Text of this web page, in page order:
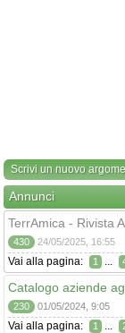
Scrivi un nuovo
Annunci
TerrAmica - Rivista
430 24/05/2025, 16:55
Vai alla pagina: 1 ...
Catalogo aziende
230 01/05/2024, 9:05
Vai alla pagina: 1 ...